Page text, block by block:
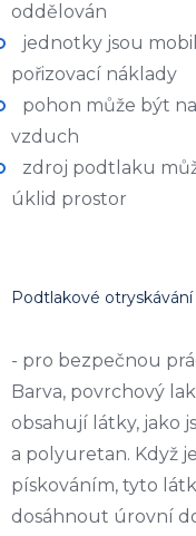
oddělován
jednotky jsou
pořizovací náklady
pohon může být
vzduch
zdroj podtlaku
úklid prostor
Podtlakové otryskávání
- pro bezpečnou
Barva, povrchový
obsahují látky, jako
a polyuretan. Když
pískováním, tyto
dosáhnout úrovní